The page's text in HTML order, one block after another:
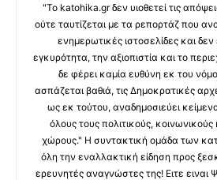
"Το katohika.gr δεν υιοθετεί τις
ούτε ταυτίζεται με τα ρεπορτάζ που
ενημερωτικές ιστοσελίδες και δεν
εγκυρότητα, την αξιοπιστία και το
δε φέρει καμία ευθύνη εκ του
ασπάζεται βαθιά, τις Δημοκρατικές
ως εκ τούτου, αναδημοσιεύει
όλους τους πολιτικούς, κοινωνικούς
χώρους." Η συντακτική ομάδα των
όλη την εναλλακτική είδηση προς
ερευνητές αναγνώστες της! Ειτε ειναι